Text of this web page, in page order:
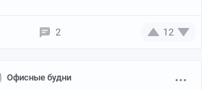
2 12
Офисные будни